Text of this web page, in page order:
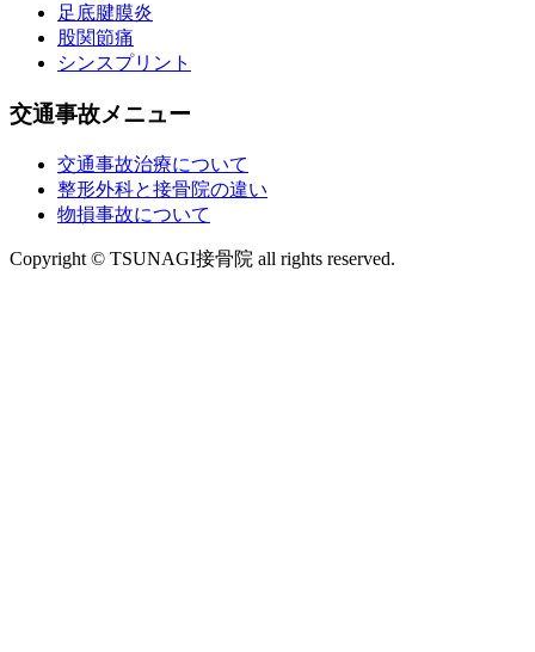
足底腱膜炎
股関節痛
シンスプリント
交通事故メニュー
交通事故治療について
整形外科と接骨院の違い
物損事故について
Copyright © TSUNAGI接骨院 all rights reserved.